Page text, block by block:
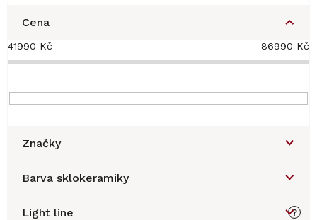
Cena
41990 Kč 86990 Kč
Značky
Barva sklokeramiky
Light line ?